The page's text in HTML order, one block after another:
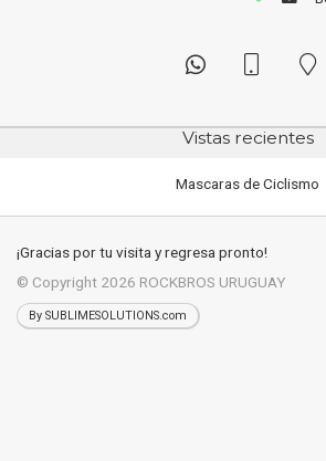
Vistas recientes
Mascaras de Ciclismo
¡Gracias por tu visita y regresa pronto!
© Copyright 2026 ROCKBROS URUGUAY
By SUBLIMESOLUTIONS.com